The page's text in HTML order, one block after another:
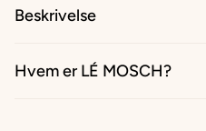
Beskrivelse
Hvem er LÉ MOSCH?